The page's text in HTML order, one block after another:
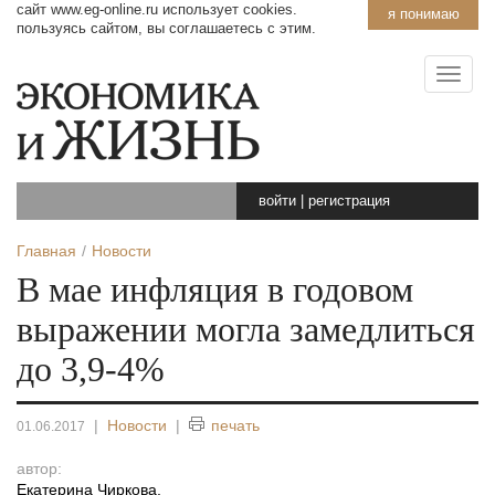
я понимаю
сайт www.eg-online.ru использует cookies.
пользуясь сайтом, вы соглашаетесь с этим.
войти регистрация
Главная Новости
В мае инфляция в годовом
выражении могла замедлиться
до 3,9-4%
01.06.2017 | Новости | печать
автор:
Екатерина Чиркова